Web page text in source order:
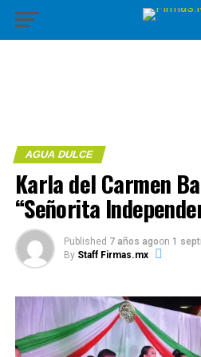
AGUA DULCE
Karla del Carmen
“Señorita
Published 7 años agoon 1
By Staff Firmas.mx